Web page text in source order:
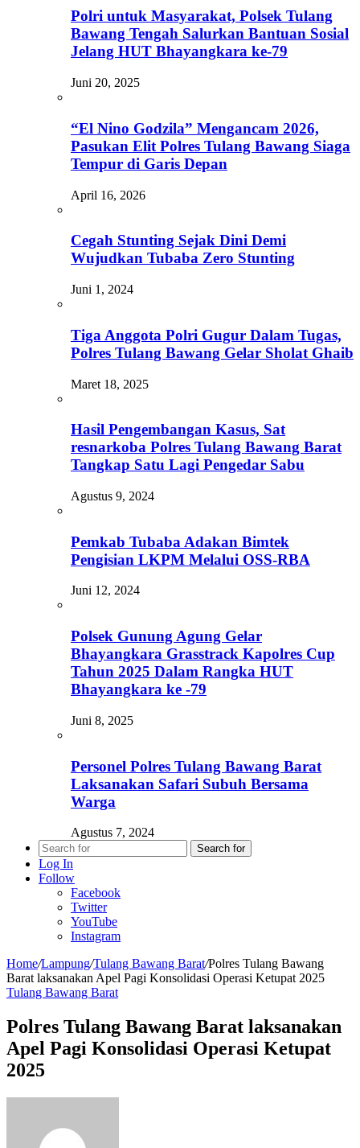
Polri untuk Masyarakat, Polsek Tulang
Bawang Tengah Salurkan Bantuan Sosial
Jelang HUT Bhayangkara ke-79
Juni 20, 2025
“El Nino Godzila” Mengancam 2026,
Pasukan Elit Polres Tulang Bawang Siaga
Tempur di Garis Depan
April 16, 2026
Cegah Stunting Sejak Dini Demi
Wujudkan Tubaba Zero Stunting
Juni 1, 2024
Tiga Anggota Polri Gugur Dalam Tugas,
Polres Tulang Bawang Gelar Sholat Ghaib
Maret 18, 2025
Hasil Pengembangan Kasus, Sat
resnarkoba Polres Tulang Bawang Barat
Tangkap Satu Lagi Pengedar Sabu
Agustus 9, 2024
Pemkab Tubaba Adakan Bimtek
Pengisian LKPM Melalui OSS-RBA
Juni 12, 2024
Polsek Gunung Agung Gelar
Bhayangkara Grasstrack Kapolres Cup
Tahun 2025 Dalam Rangka HUT
Bhayangkara ke -79
Juni 8, 2025
Personel Polres Tulang Bawang Barat
Laksanakan Safari Subuh Bersama
Warga
Agustus 7, 2024
Search for
Log In
Follow
Facebook
Twitter
YouTube
Instagram
Home/Lampung/Tulang Bawang Barat/Polres Tulang Bawang
Barat laksanakan Apel Pagi Konsolidasi Operasi Ketupat 2025
Tulang Bawang Barat
Polres Tulang Bawang Barat laksanakan
Apel Pagi Konsolidasi Operasi Ketupat
2025